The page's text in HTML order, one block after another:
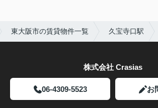
東大阪市の賃貸物件一覧 久宝寺口駅
株式会社 Crasias
06-4309-5523 お